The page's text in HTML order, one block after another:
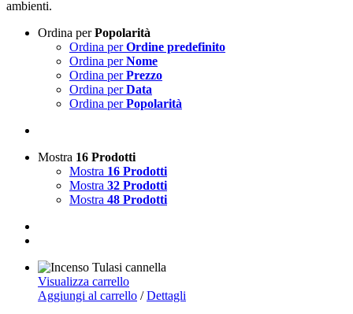
ambienti.
Ordina perPopolarità
Ordina perOrdine predefinito
Ordina perNome
Ordina perPrezzo
Ordina perData
Ordina perPopolarità
Mostra 16 Prodotti
Mostra 16 Prodotti
Mostra 32 Prodotti
Mostra 48 Prodotti
Visualizza carrello
Aggiungi al carrello / Dettagli